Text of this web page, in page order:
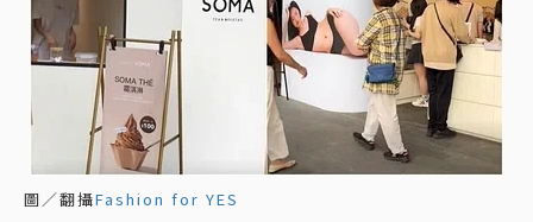
圖／翻攝Fashion for YES